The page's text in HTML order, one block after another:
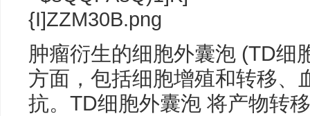
肿瘤衍生的细胞外囊泡 (TD细
方面，包括细胞增殖和转移、
抗。TD细胞外囊泡 将产物转